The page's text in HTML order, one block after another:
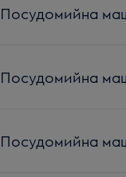
Посудомийна
Посудомийна
Посудомийна